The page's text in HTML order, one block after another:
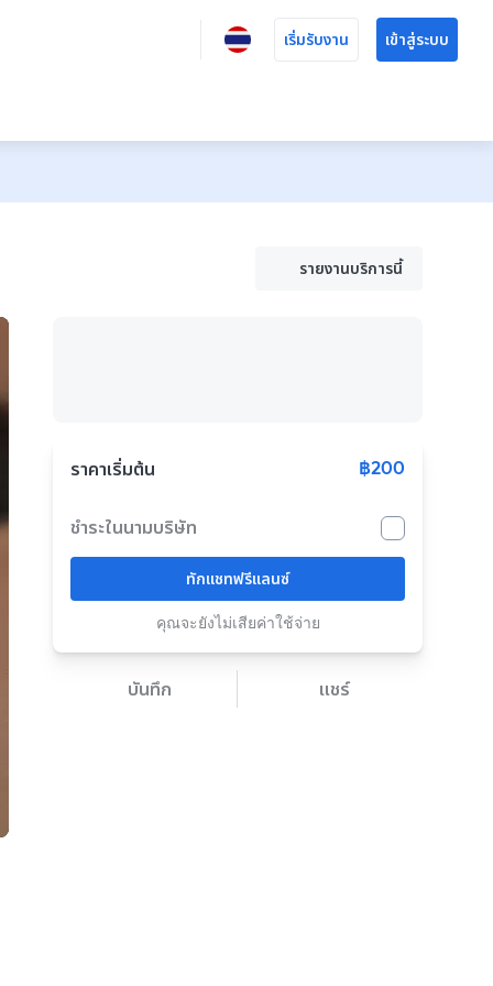
เริ่มรับงาน เข้าสู่ระบบ
รายงานบริการนี้
ราคาเริ่มต้น ฿200
ชำระในนามบริษัท
ทักแชทฟรีแลนซ์
คุณจะยังไม่เสียค่าใช้จ่าย
บันทึก แชร์